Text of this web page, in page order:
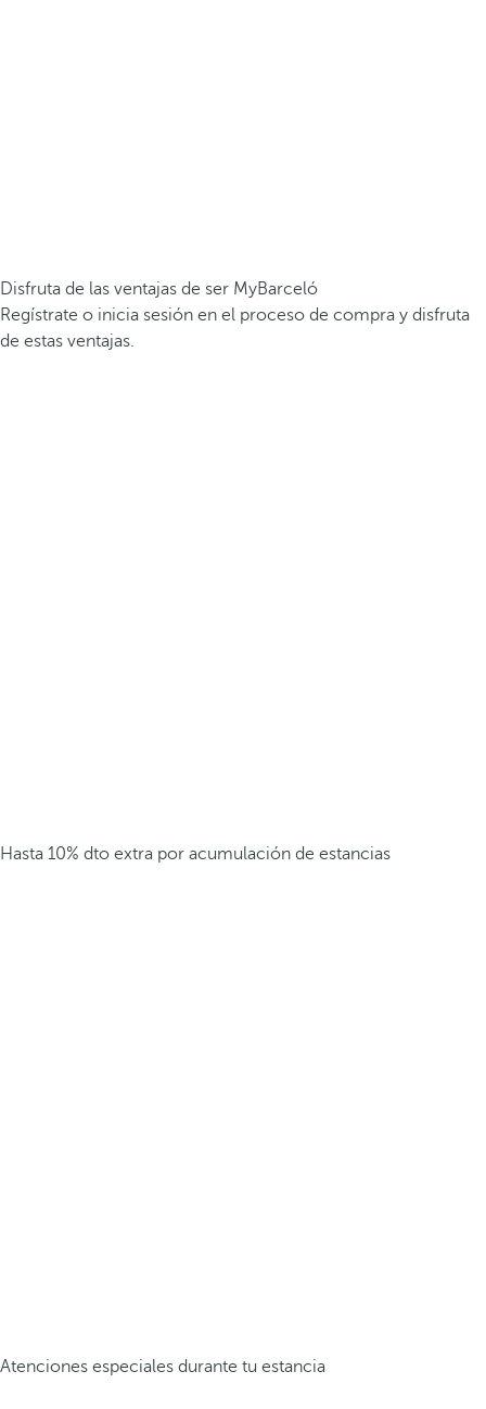
Disfruta de las ventajas de ser MyBarceló
Regístrate o inicia sesión en el proceso de compra y disfruta
de estas ventajas.
Hasta 10% dto extra por acumulación de estancias
Atenciones especiales durante tu estancia